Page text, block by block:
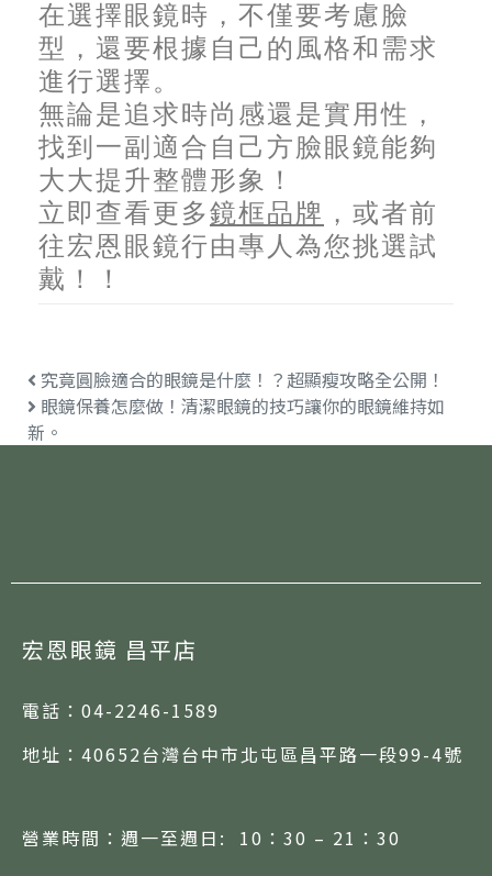
在選擇眼鏡時，不僅要考慮臉
型，還要根據自己的風格和需求
進行選擇。
無論是追求時尚感還是實用性，
找到一副適合自己方臉眼鏡能夠
大大提升整體形象！
立即查看更多鏡框品牌 ，或者前
往宏恩眼鏡行由專人為您挑選試
戴！！
究竟圓臉適合的眼鏡是什麼！？超顯瘦攻略全公開！
眼鏡保養怎麼做！清潔眼鏡的技巧讓你的眼鏡維持如
新。
宏恩眼鏡 昌平店
電話： 04-2246-1589
地址： 40652台灣台中市北屯區昌平路一段99-4號
營業時間：週一至週日: 10：30 – 21：30